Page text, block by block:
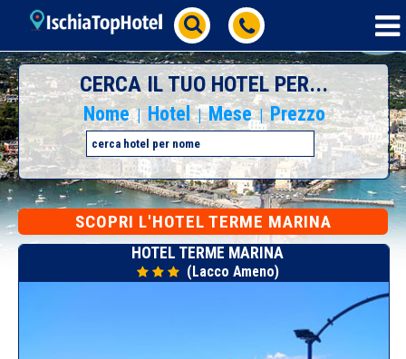
CERCA IL TUO HOTEL PER...
Nome | Hotel | Mese | Prezzo
SCOPRI L'HOTEL TERME MARINA
HOTEL TERME MARINA
(Lacco Ameno)